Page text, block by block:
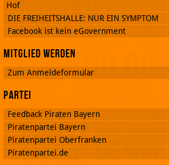
Hof
DIE FREIHEITSHALLE: NUR EIN SYMPTOM
Facebook ist kein eGovernment
Mitglied werden
Zum Anmeldeformular
Partei
Feedback Piraten Bayern
Piratenpartei Bayern
Piratenpartei Oberfranken
Piratenpartei.de